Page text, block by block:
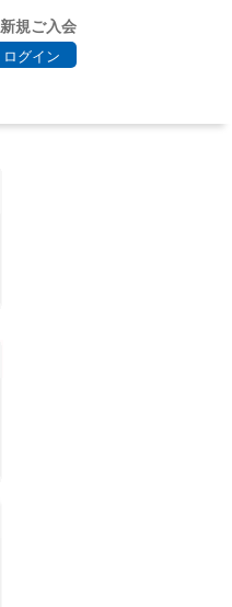
新規ご入会
ログイン